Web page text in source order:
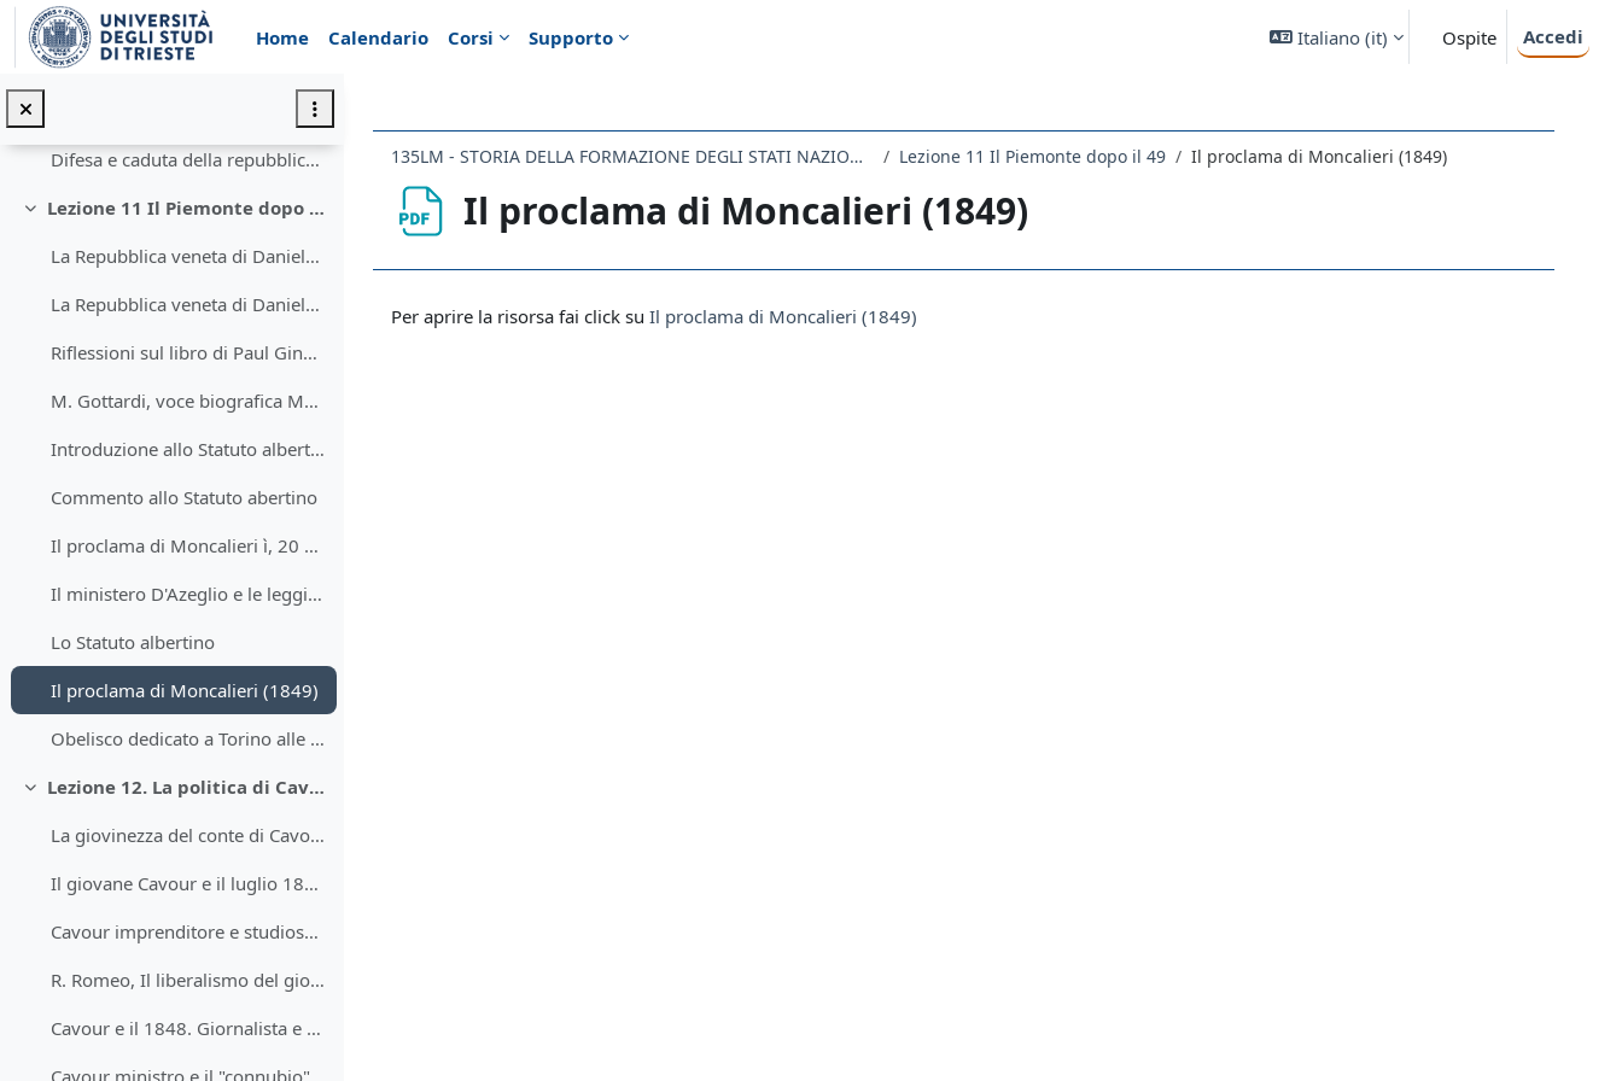
Vai al contenuto principale
Home
Calendario Corsi Supporto Italiano ‎(it)‎ Ospite Accedi
La fuga di Pio IX da Roma (nov.48). La sconfitta piemontese di Novara (mar. 49)
Difesa e caduta della repubblica romana (9 febbr. -3 luglio 1849)
Minimizza
Lezione 11 Il Piemonte dopo il 49
La Repubblica veneta di Daniele Manin ( I )
La Repubblica veneta di Daniele Manin (II )
Riflessioni sul libro di Paul Ginsborg su Daniele Manin
M. Gottardi, voce biografica Manin Daniele nel D.B.I., Roma 2007
Introduzione allo Statuto albertino
Commento allo Statuto abertino
Il proclama di Moncalieri ì, 20 novembre 1849
Il ministero D'Azeglio e le leggi Siccardi (1851)
Lo Statuto albertino
Il proclama di Moncalieri (1849)
Obelisco dedicato a Torino alle leggi Siccardi
Minimizza
Lezione 12. La politica di Cavour fino al Congresso di Parigi (1856)
La giovinezza del conte di Cavour
Il giovane Cavour e il luglio 1830
Cavour imprenditore e studioso d'economia (anni '30-40)
R. Romeo, Il liberalismo del giovane Cavour
Cavour e il 1848. Giornalista e deputato.
135LM - STORIA DELLA FORMAZIONE DEGLI STATI NAZIONALI NEL XIX SECOLO 2019 Lezione 11 Il Piemonte dopo il 49 Il proclama di Moncalieri (1849)
Il proclama di Moncalieri (1849)
Per aprire la risorsa fai click su Il proclama di Moncalieri (1849)